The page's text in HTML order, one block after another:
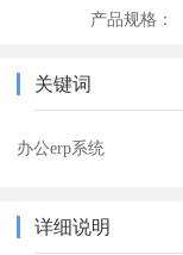
产品规格：
关键词
办公erp系统
详细说明